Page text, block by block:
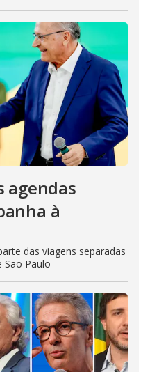
agendas
à
das viagens separadas
Paulo